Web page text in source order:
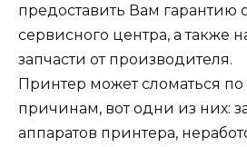
предоставить Вам гарантию
сервисного центра, а также
запчасти от производителя.
Принтер может сломаться
причинам, вот одни из них:
аппаратов принтера,